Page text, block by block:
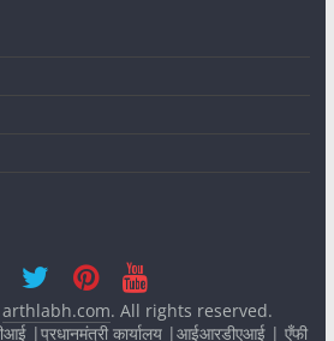
arthlabh.com. All rights reserved.
|प्रधानमंत्री कार्यालय|आईआरडीएआई| एँफी